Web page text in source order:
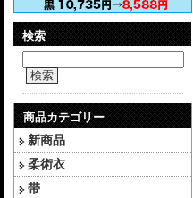
検索
検索
商品カテゴリー
新商品
柔術衣
帯